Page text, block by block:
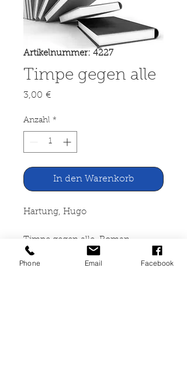
Artikelnummer: 4227
Timpe gegen alle
3,00 €Preis
Anzahl *
In den Warenkorb
Hartung, Hugo
Timpe gegen alle. Roman
Ullstein Verlag, Frankfurt Berlin
Phone Email Facebook